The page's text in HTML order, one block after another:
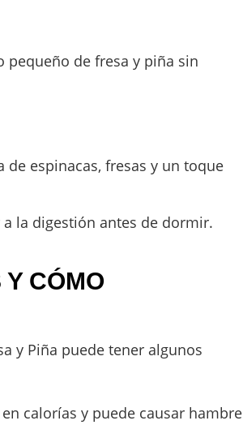
pequeño de fresa y piña sin
espinacas, fresas y un toque
la digestión antes de dormir.
CÓMO
y Piña puede tener algunos
calorías y puede causar hambre